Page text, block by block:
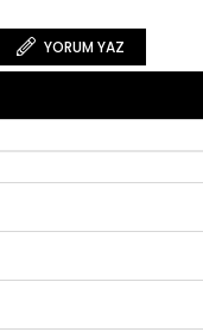
YORUM YAZ